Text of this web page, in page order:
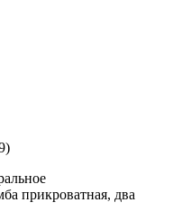
прикроватная, два